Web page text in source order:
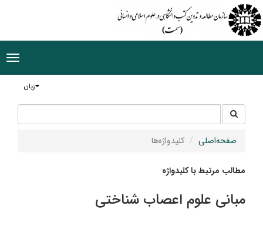
زبان
جستجو
در
سایت
صفحه‌اصلی کلیدواژه‌ها
مطالب مرتبط با کلیدواژه
مبانی علوم اعصاب شناختی